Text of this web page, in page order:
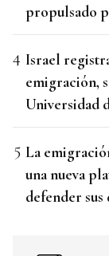
propulsado
Israel
emigración,
Universidad
La
una nueva
defender sus